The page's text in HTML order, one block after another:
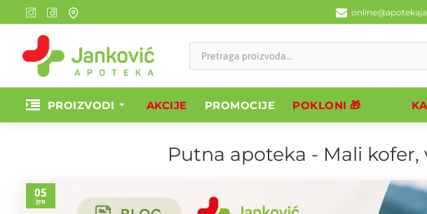
PROIZVODI AKCIJE PROMOCIJE POKLONI 🎁
Putna apoteka - Mali
05
јун